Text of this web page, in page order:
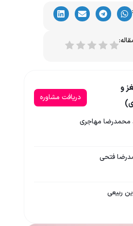
و
دریافت مشاوره
محمدرضا مهاجری
فتحی
ربیعی